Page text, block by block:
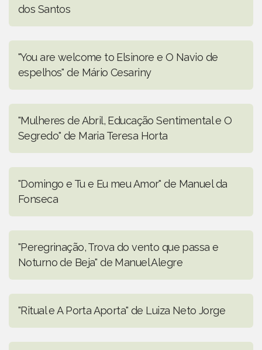
dos Santos
"You are welcome to Elsinore e O Navio de
espelhos" de Mário Cesariny
"Mulheres de Abril, Educação Sentimental e O
Segredo" de Maria Teresa Horta
"Domingo e Tu e Eu meu Amor" de Manuel da
Fonseca
"Peregrinação, Trova do vento que passa e
Noturno de Beja" de Manuel Alegre
"Ritual e A Porta Aporta" de Luiza Neto Jorge